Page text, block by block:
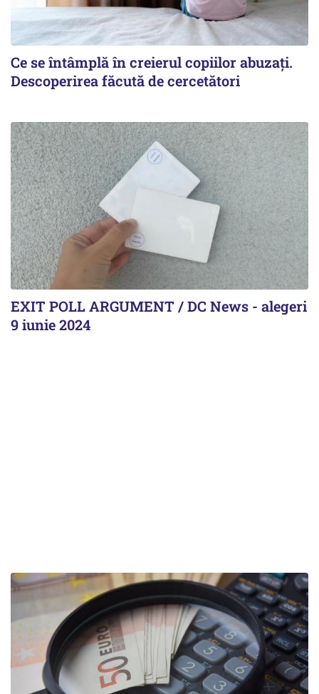
Ce se întâmplă în creierul copiilor abuzați.
Descoperirea făcută de cercetători
EXIT POLL ARGUMENT / DC News - alegeri
9 iunie 2024